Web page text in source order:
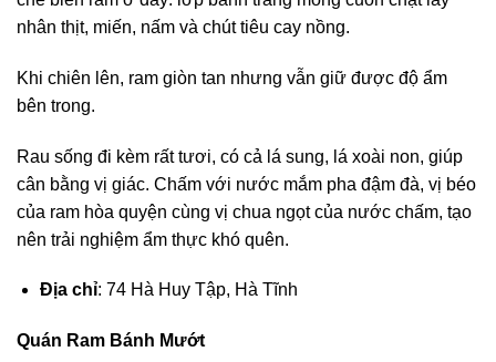
nhân thịt, miến, nấm và chút tiêu cay nồng.
Khi chiên lên, ram giòn tan nhưng vẫn giữ được độ ẩm
bên trong.
Rau sống đi kèm rất tươi, có cả lá sung, lá xoài non, giúp
cân bằng vị giác. Chấm với nước mắm pha đậm đà, vị béo
của ram hòa quyện cùng vị chua ngọt của nước chấm, tạo
nên trải nghiệm ẩm thực khó quên.
Địa chỉ: 74 Hà Huy Tập, Hà Tĩnh
Quán Ram Bánh Mướt